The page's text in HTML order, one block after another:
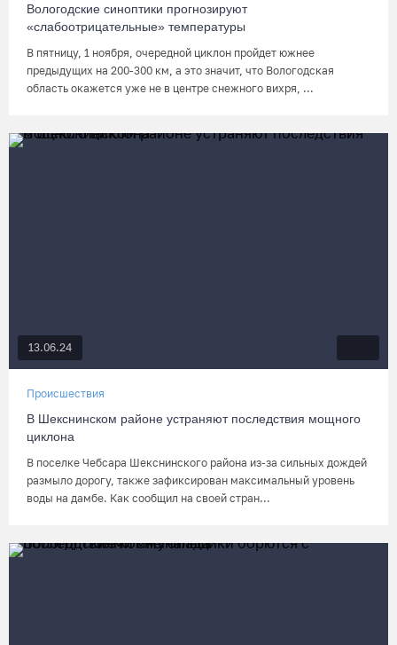
Вологодские синоптики прогнозируют
«слабоотрицательные» температуры
В пятницу, 1 ноября, очередной циклон пройдет южнее
предыдущих на 200-300 км, а это значит, что Вологодская
область окажется уже не в центре снежного вихря, ...
13.06.24
Происшествия
В Шекснинском районе устраняют последствия мощного
циклона
В поселке Чебсара Шекснинского района из-за сильных дождей
размыло дорогу, также зафиксирован максимальный уровень
воды на дамбе. Как сообщил на своей стран...